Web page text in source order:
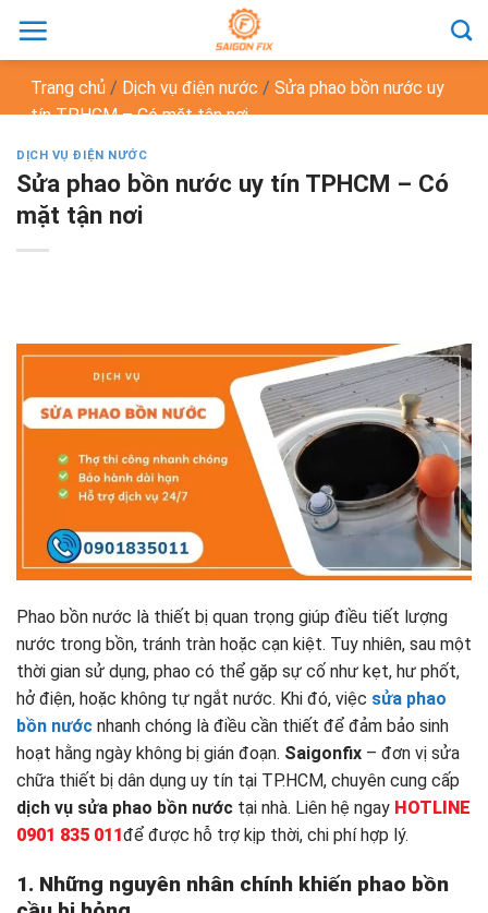
đến
dungTrang chủ / Dịch vụ điện nước / Sửa phao bồn nước uy
tín TPHCM – Có mặt tận nơi
DỊCH VỤ ĐIỆN NƯỚC
Sửa phao bồn nước uy tín TPHCM – Có
mặt tận nơi
Phao bồn nước là thiết bị quan trọng giúp điều tiết lượng
nước trong bồn, tránh tràn hoặc cạn kiệt. Tuy nhiên, sau một
thời gian sử dụng, phao có thể gặp sự cố như kẹt, hư phốt,
hở điện, hoặc không tự ngắt nước. Khi đó, việc sửa phao
bồn nước nhanh chóng là điều cần thiết để đảm bảo sinh
hoạt hằng ngày không bị gián đoạn. Saigonfix – đơn vị sửa
chữa thiết bị dân dụng uy tín tại TP.HCM, chuyên cung cấp
dịch vụ sửa phao bồn nước tại nhà. Liên hệ ngay HOTLINE
0901 835 011để được hỗ trợ kịp thời, chi phí hợp lý.
1. Những nguyên nhân chính khiến phao bồn